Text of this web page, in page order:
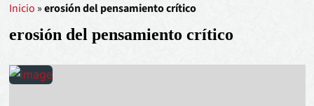
Inicio »erosión del pensamiento crítico
erosión del pensamiento crítico